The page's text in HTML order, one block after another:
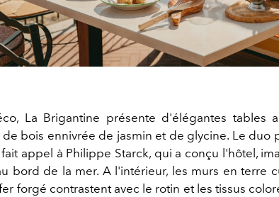
La Brigantine présente d'élégantes tables
bois ennivrée de jasmin et de glycine. Le duo
appel à Philippe Starck, qui a conçu l'hôtel,
bord de la mer. A l'intérieur, les murs en terre
forgé contrastent avec le rotin et les tissus